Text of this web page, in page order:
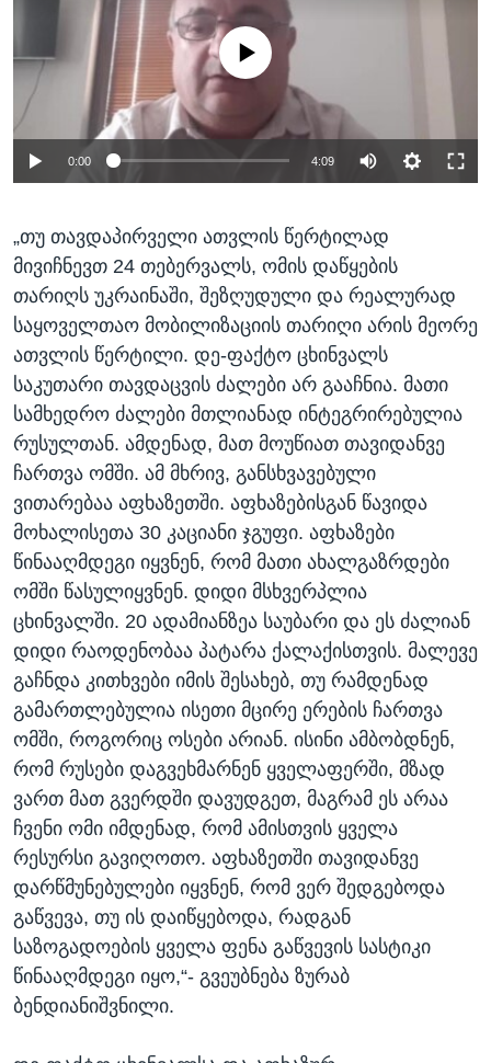
No media source currently available
0:00 4:09
„თუ თავდაპირველი ათვლის წერტილად
მივიჩნევთ 24 თებერვალს, ომის დაწყების
თარიღს უკრაინაში, შეზღუდული და რეალურად
საყოველთაო მობილიზაციის თარიღი არის მეორე
ათვლის წერტილი. დე-ფაქტო ცხინვალს
საკუთარი თავდაცვის ძალები არ გააჩნია. მათი
სამხედრო ძალები მთლიანად ინტეგრირებულია
რუსულთან. ამდენად, მათ მოუწიათ თავიდანვე
ჩართვა ომში. ამ მხრივ, განსხვავებული
ვითარებაა აფხაზეთში. აფხაზებისგან წავიდა
მოხალისეთა 30 კაციანი ჯგუფი. აფხაზები
წინააღმდეგი იყვნენ, რომ მათი ახალგაზრდები
ომში წასულიყვნენ. დიდი მსხვერპლია
ცხინვალში. 20 ადამიანზეა საუბარი და ეს ძალიან
დიდი რაოდენობაა პატარა ქალაქისთვის. მალევე
გაჩნდა კითხვები იმის შესახებ, თუ რამდენად
გამართლებულია ისეთი მცირე ერების ჩართვა
ომში, როგორიც ოსები არიან. ისინი ამბობდნენ,
რომ რუსები დაგვეხმარნენ ყველაფერში, მზად
ვართ მათ გვერდში დავუდგეთ, მაგრამ ეს არაა
ჩვენი ომი იმდენად, რომ ამისთვის ყველა
რესურსი გავიღოთო. აფხაზეთში თავიდანვე
დარწმუნებულები იყვნენ, რომ ვერ შედგებოდა
გაწვევა, თუ ის დაიწყებოდა, რადგან
საზოგადოების ყველა ფენა გაწვევის სასტიკი
წინააღმდეგი იყო,“- გვეუბნება ზურაბ
ბენდიანიშვნილი.